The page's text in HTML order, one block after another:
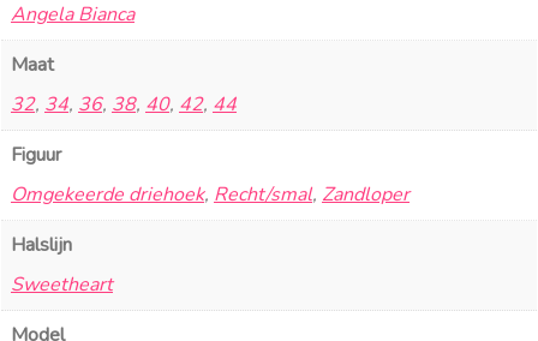
Angela Bianca
Maat
32, 34, 36, 38, 40, 42, 44
Figuur
Omgekeerde driehoek, Recht/smal, Zandloper
Halslijn
Sweetheart
Model